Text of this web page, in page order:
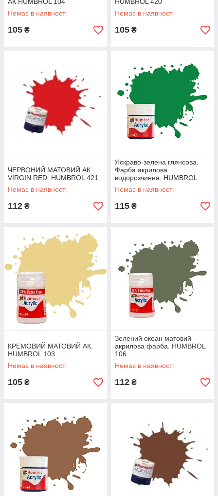
Немає в наявності
105 ₴
Немає в наявності
105 ₴
ЧЕРВОНИЙ МАТОВИЙ АК.
VIRGIN RED. HUMBROL 421
Немає в наявності
112 ₴
Яскраво-зелена глянсова.
Фарба акрилова
водорозчинна. HUMBROL
002
Немає в наявності
115 ₴
КРЕМОВИЙ МАТОВИЙ АК.
HUMBROL 103
Немає в наявності
105 ₴
Зелений океан матовий
акрилова фарба. HUMBROL
106
Немає в наявності
112 ₴